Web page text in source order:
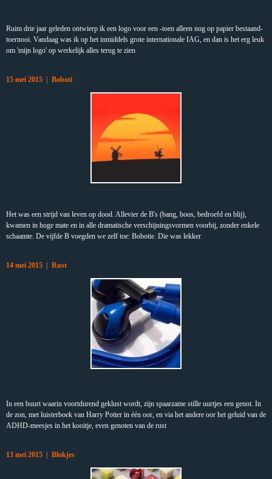
Ruim drie jaar geleden ontwierp ik een logo voor een -toen alleen nog op papier bestaand-
toernooi. Vandaag was ik op het inmiddels grote internationale IAG, en dan is het erg leuk
om 'mijn logo' op werkelijk alles terug te zien
15 mei 2015 | Boboti
Het was een strijd van leven op dood. Allevier de B's (bang, boos, bedroefd en blij),
kwamen in hoge mate en in alle dramatische verschijningsvormen voorbij, zonder enkele
schaamte. De vijfde B voegden we zelf toe: Bobotie. Die was lekker
14 mei 2015 | Rust
In een buurt waarin voortdurend geklust wordt, zijn spaarzame stille uurtjes een genot. In
de zon, met luisterboek van Harry Potter in één oor, en via het andere oor het geluid van de
ADHD-meesjes in het kooitje, even genoten van de rust
13 mei 2015 | Blokjes